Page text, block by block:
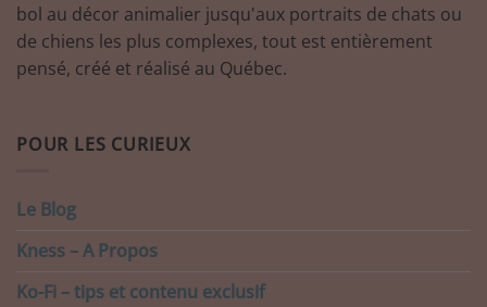
bol au décor animalier jusqu'aux portraits de chats ou
de chiens les plus complexes, tout est entièrement
pensé, créé et réalisé au Québec.
POUR LES CURIEUX
Le Blog
Kness – A Propos
Ko-Fi – tips et contenu exclusif